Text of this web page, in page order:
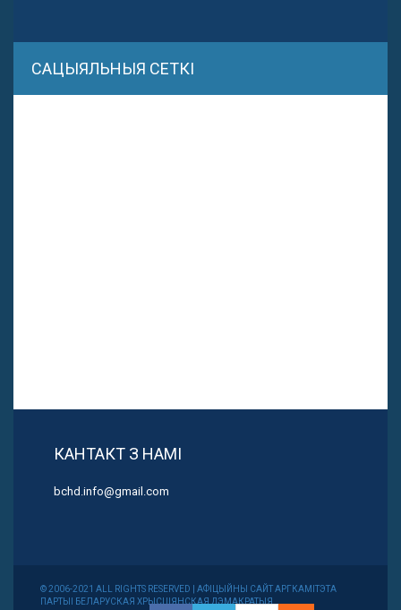
САЦЫЯЛЬНЫЯ СЕТКІ
КАНТАКТ З НАМІ
bchd.info@gmail.com
© 2006-2021 ALL RIGHTS RESERVED | АФІЦЫЙНЫ САЙТ АРГКАМІТЭТА
ПАРТЫІ БЕЛАРУСКАЯ ХРЫСЦІЯНСКАЯ ДЭМАКРАТЫЯ